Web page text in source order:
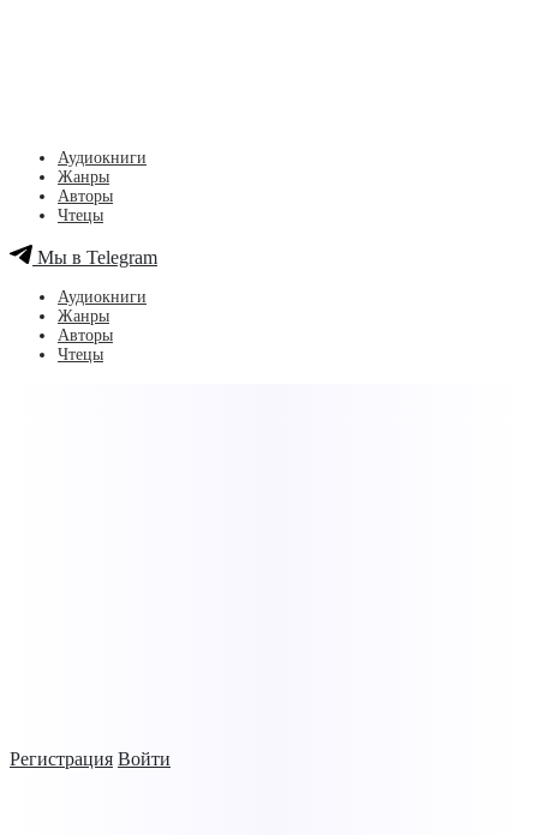
Регистрация Войти
Аудиокниги
Жанры
Авторы
Чтецы
Мы в Telegram
Аудиокниги
Жанры
Авторы
Чтецы